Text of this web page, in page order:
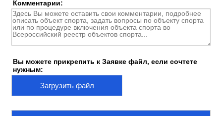
Комментарии:
Вы можете прикрепить к Заявке файл, если сочтете
нужным:
Загрузить файл